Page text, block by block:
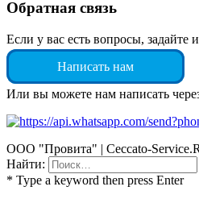
Обратная связь
Если у вас есть вопросы, задайте
Написать нам
Или вы можете нам написать
ООО "Провита" | Ceccato-
Найти:
* Type a keyword then press Enter